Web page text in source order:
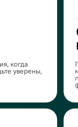
Полный
поступления до
каждый шаг, что
товаров